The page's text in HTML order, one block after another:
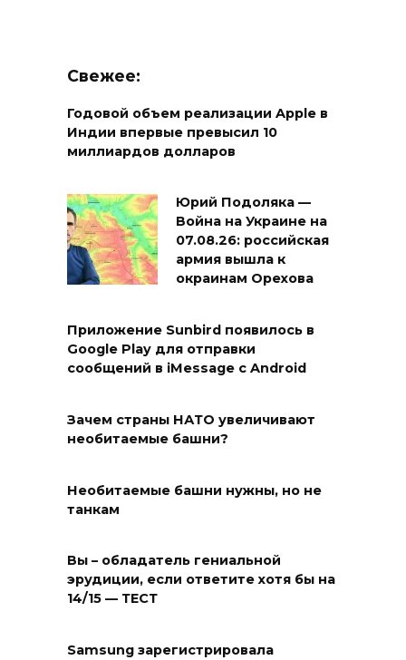
Свежее:
Годовой объем реализации Apple в
Индии впервые превысил 10
миллиардов долларов
Юрий Подоляка —
Война на Украине на
07.08.26: российская
армия вышла к
окраинам Орехова
Приложение Sunbird появилось в
Google Play для отправки
сообщений в iMessage с Android
Зачем страны НАТО увеличивают
необитаемые башни?
Необитаемые башни нужны, но не
танкам
Вы – обладатель гениальной
эрудиции, если ответите хотя бы на
14/15 — ТЕСТ
Samsung зарегистрировала